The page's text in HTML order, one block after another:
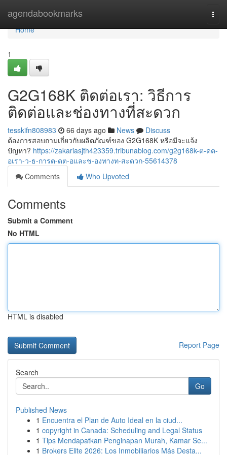
agendabookmarks
Home
Home
1
G2G168K ติดต่อเรา: วิธีการ
ติดต่อและช่องทางที่สะดวก
tesskifn808983 66 days ago News
Discuss
ต้องการสอบถามเกี่ยวกับผลิตภัณฑ์ของ G2G168K หรือมีจะแจ้ง
ปัญหา? https://zakariasjth423359.tribunablog.com/g2g168k-ต-ดต-
อเรา-ว-ธ-การต-ดต-อและช-องทางท-สะดวก-55614378
Comments
Who Upvoted
Comments
Submit a Comment
No HTML
HTML is disabled
Report Page
Search
Go
Published News
1 Encuentra el Plan de Auto Ideal en la ciud...
1 copyright in Canada: Scheduling and Legal Status
1 Tips Mendapatkan Penginapan Murah, Kamar Se...
1 Brokers Elite 2026: Los Inmobiliarios Más Desta...